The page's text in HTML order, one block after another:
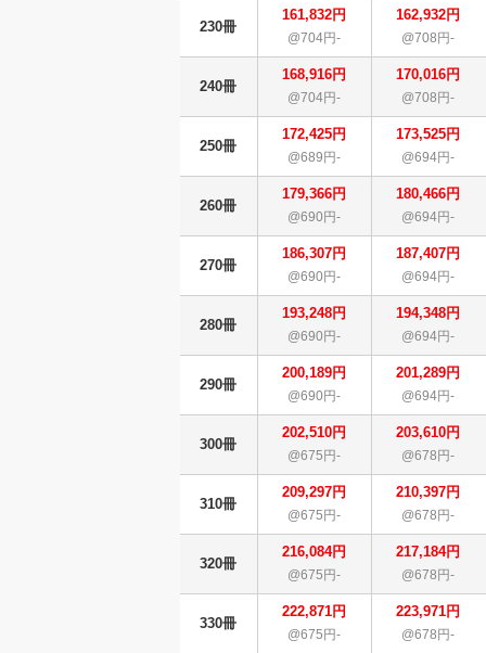
230冊
161,832円
@704円-
162,932円
@708円-
240冊
168,916円
@704円-
170,016円
@708円-
250冊
172,425円
@689円-
173,525円
@694円-
260冊
179,366円
@690円-
180,466円
@694円-
270冊
186,307円
@690円-
187,407円
@694円-
280冊
193,248円
@690円-
194,348円
@694円-
290冊
200,189円
@690円-
201,289円
@694円-
300冊
202,510円
@675円-
203,610円
@678円-
310冊
209,297円
@675円-
210,397円
@678円-
320冊
216,084円
@675円-
217,184円
@678円-
330冊
222,871円
@675円-
223,971円
@678円-